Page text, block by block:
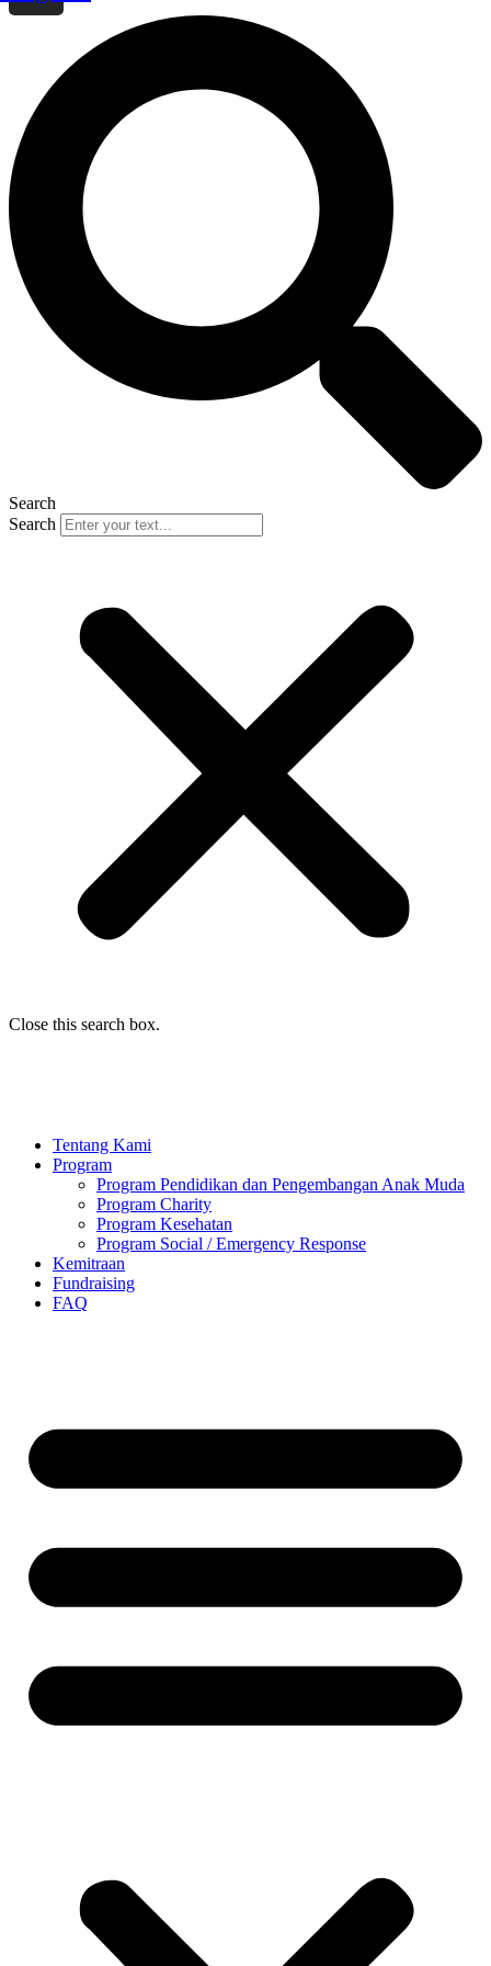
Search
Search
Close this search box.
Tentang Kami
Program
Program Pendidikan dan Pengembangan Anak Muda
Program Charity
Program Kesehatan
Program Social / Emergency Response
Kemitraan
Fundraising
FAQ